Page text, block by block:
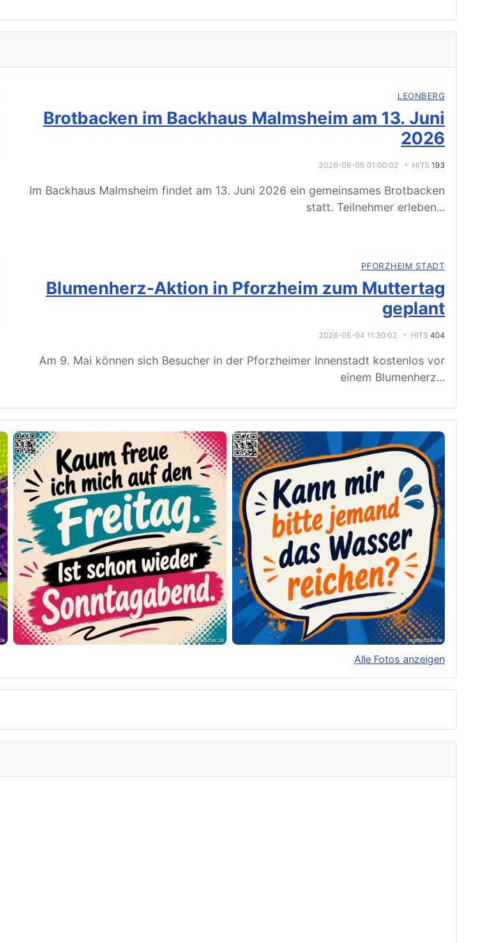
LEONBERG
Brotbacken im Backhaus Malmsheim am 13. Juni
2026
2026-06-05 01:00:02 HITS 193
Im Backhaus Malmsheim findet am 13. Juni 2026 ein gemeinsames Brotbacken
statt. Teilnehmer erleben...
PFORZHEIM STADT
Blumenherz-Aktion in Pforzheim zum Muttertag
geplant
2026-05-04 11:30:02 HITS 404
Am 9. Mai können sich Besucher in der Pforzheimer Innenstadt kostenlos vor
einem Blumenherz...
Alle Fotos anzeigen